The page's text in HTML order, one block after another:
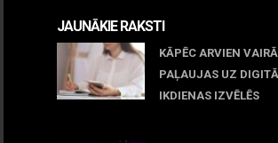
JAUNĀKIE RAKSTI
KĀPĒC ARVIEN
PAĻAUJAS UZ
IKDIENAS IZVĒLĒS